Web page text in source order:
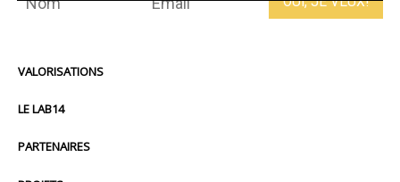
VALORISATIONS
LE LAB14
PARTENAIRES